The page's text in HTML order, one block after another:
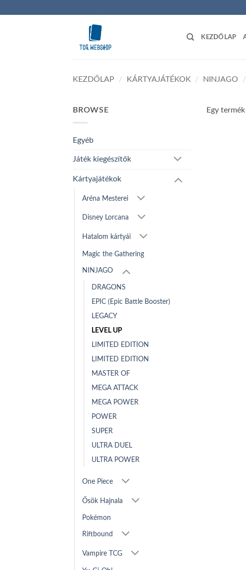
KEZDŐLAP
KEZDŐLAP / KÁRTYAJÁTÉKOK / NINJAGO /
BROWSE
Egyéb
Játék kiegészítők
Kártyajátékok
Aréna Mesterei
Disney Lorcana
Hatalom kártyái
Magic the Gathering
NINJAGO
DRAGONS
EPIC (Epic Battle Booster)
LEGACY
LEVEL UP
LIMITED EDITION
LIMITED EDITION
MASTER OF
MEGA ATTACK
MEGA POWER
POWER
SUPER
ULTRA DUEL
ULTRA POWER
One Piece
Ősök Hajnala
Pokémon
Riftbound
Vampire TCG
Egy